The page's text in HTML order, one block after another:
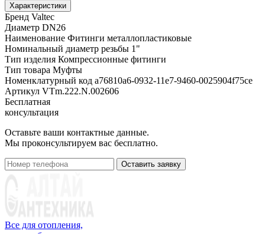
Характеристики
Бренд Valtec
Диаметр DN26
Наименование Фитинги металлопластиковые
Номинальный диаметр резьбы 1"
Тип изделия Компрессионные фитинги
Тип товара Муфты
Номенклатурный код a76810a6-0932-11e7-9460-0025904f75ce
Артикул VTm.222.N.002606
Бесплатная
консультация
Оставьте ваши контактные данные.
Мы проконсультируем вас бесплатно.
Оставить заявку
Все для отопления,